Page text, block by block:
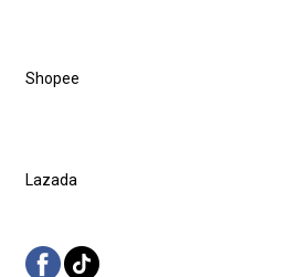
Shopee
Lazada